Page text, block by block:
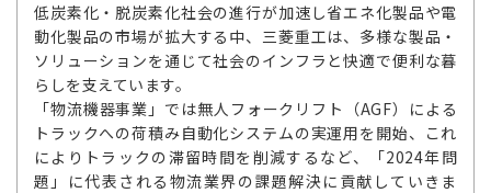
低炭素化・脱炭素化社会の進行が加速し省エネ化製品や電
動化製品の市場が拡大する中、三菱重工は、多様な製品・
ソリューションを通じて社会のインフラと快適で便利な暮
らしを支えています。
「物流機器事業」では無人フォークリフト（AGF）による
トラックへの荷積み自動化システムの実運用を開始、これ
によりトラックの滞留時間を削減するなど、「2024年問
題」に代表される物流業界の課題解決に貢献していきま